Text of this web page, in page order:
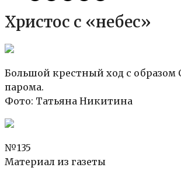
Христос с «небес»
Большой крестный ход с образом
парома.
Фото: Татьяна Никитина
№135
Материал из газеты